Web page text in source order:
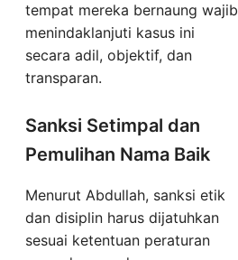
tempat mereka bernaung wajib
menindaklanjuti kasus ini
secara adil, objektif, dan
transparan.
Sanksi Setimpal dan
Pemulihan Nama Baik
Menurut Abdullah, sanksi etik
dan disiplin harus dijatuhkan
sesuai ketentuan peraturan